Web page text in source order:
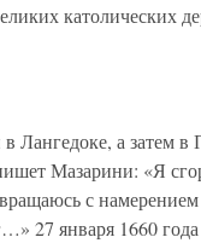
католических
а затем в
Мазарини: «Я
с
27 января 1660